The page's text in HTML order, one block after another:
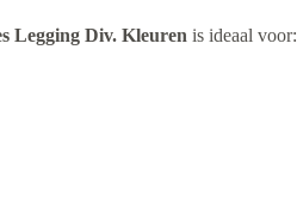
Legging Div. Kleuren is ideaal voor: